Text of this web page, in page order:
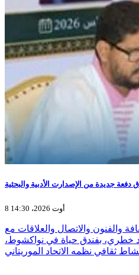
دفعة جديدة من الإصدارت الأدبية والبحثية
8 أوت 2026، 14:30
والفنون والاتصال والعلاقات مع
خطري، بفندق حياة في نواكشوط،